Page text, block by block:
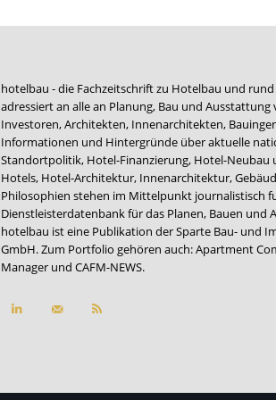
hotelbau - die Fachzeitschrift zu Hotelbau und
adressiert an alle an Planung, Bau und
Investoren, Architekten, Innenarchitekten,
Informationen und Hintergründe über aktuelle
Standortpolitik, Hotel-Finanzierung, Hotel-
Hotels, Hotel-Architektur, Innenarchitektur,
Philosophien stehen im Mittelpunkt journalistisch
Dienstleisterdatenbank für das Planen, Bauen und
hotelbau ist eine Publikation der Sparte Bau- und
GmbH. Zum Portfolio gehören auch:Apartment
Manager und CAFM-NEWS.